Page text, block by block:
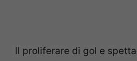
Il proliferare di gol e